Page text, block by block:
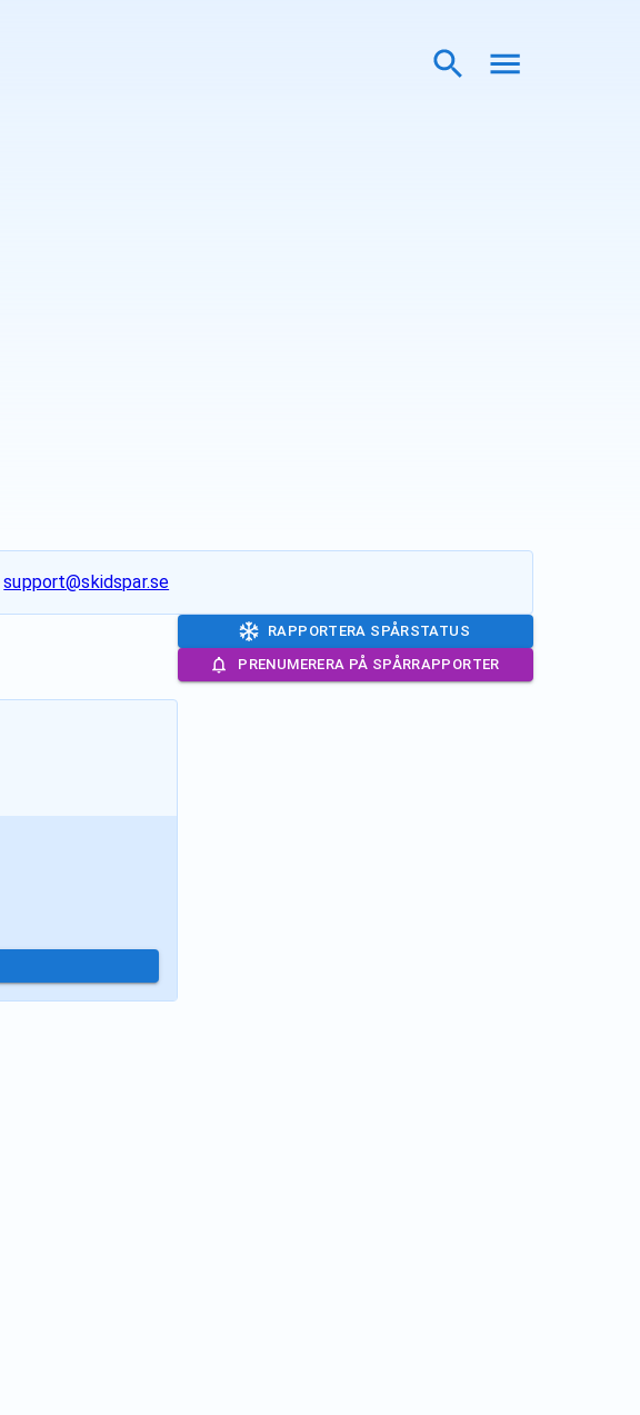
support@skidspar.se
RAPPORTERA SPÅRSTATUS
PRENUMERERA PÅ SPÅRRAPPORTER